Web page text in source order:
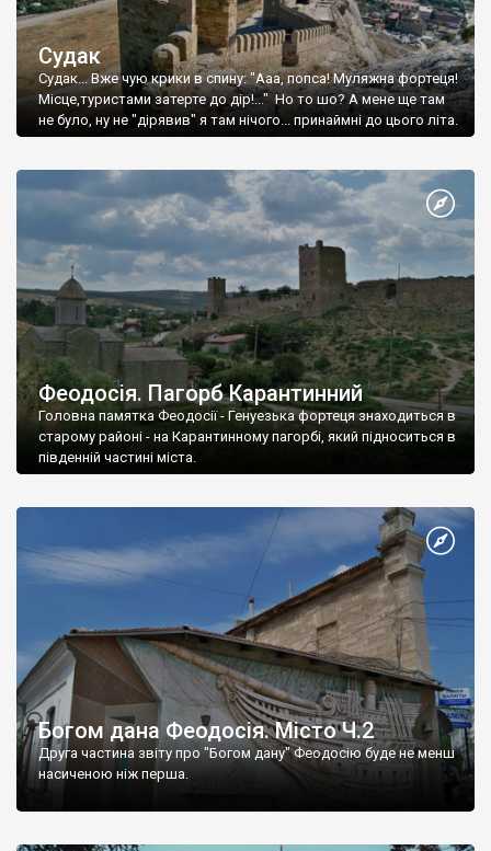
Судак
Судак... Вже чую крики в спину: "Ааа, попса! Муляжна фортеця!
Місце,туристами затерте до дір!..." Но то шо? А мене ще там
не було, ну не "дірявив" я там нічого... принаймні до цього літа.
Феодосія. Пагорб Карантинний
Головна памятка Феодосії - Генуезька фортеця знаходиться в
старому районі - на Карантинному пагорбі, який підноситься в
південній частині міста.
Богом дана Феодосія. Місто Ч.2
Друга частина звіту про "Богом дану" Феодосію буде не менш
насиченою ніж перша.